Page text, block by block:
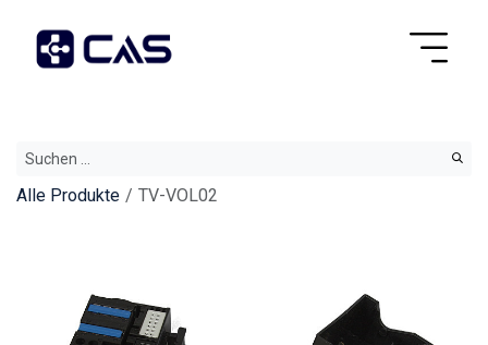
Alle Produkte TV-VOL02